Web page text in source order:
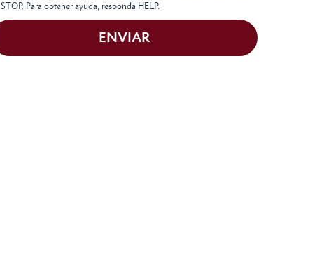
STOP. Para obtener ayuda, responda HELP.
ENVIAR